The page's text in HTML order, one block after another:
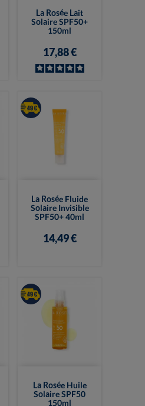
La Rosée Lait
Solaire SPF50+
150ml
17,88 €
La Rosée Fluide
Solaire Invisible
SPF50+ 40ml
14,49 €
La Rosée Huile
Solaire SPF50
150ml